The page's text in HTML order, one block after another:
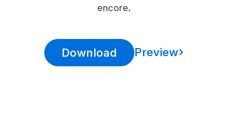
encore.
Download Preview